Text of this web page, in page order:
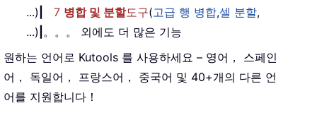
...)
7 병합 및 분할도구(고급 행 병합,셀 분할,
...) 。。。 외에도 더 많은 기능
원하는 언어로 Kutools 를 사용하세요 – 영어， 스페인
어， 독일어， 프랑스어， 중국어 및 40+개의 다른 언
어를 지원합니다！